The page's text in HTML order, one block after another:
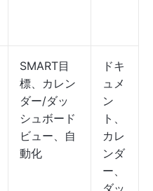
SMART目
標、カレン
ダー/ダッ
シュボード
ビュー、自
動化
ドキ
ュメ
ン
ト、
カレ
ンダ
ー、
ダッ